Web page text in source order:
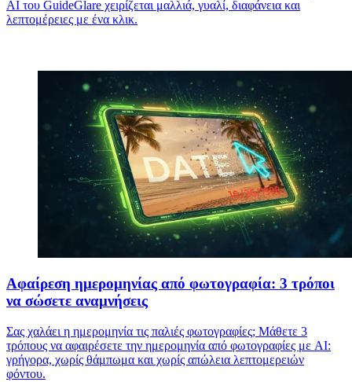
AI του GuideGlare χειρίζεται μαλλιά, γυαλί, διαφάνεια και
λεπτομέρειες με ένα κλικ.
Αφαίρεση ημερομηνίας από φωτογραφία: 3 τρόποι
να σώσετε αναμνήσεις
Σας χαλάει η ημερομηνία τις παλιές φωτογραφίες; Μάθετε 3
τρόπους να αφαιρέσετε την ημερομηνία από φωτογραφίες με AI:
γρήγορα, χωρίς θάμπωμα και χωρίς απώλεια λεπτομερειών
φόντου.